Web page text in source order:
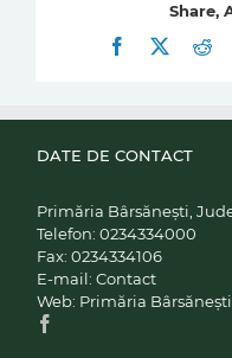
Share,
Facebook
DATE DE CONTACT
Primăria Bârsănești,
Telefon: 0234334000
Fax: 0234334106
E-mail: Contact
Web: Primăria Bârsănești